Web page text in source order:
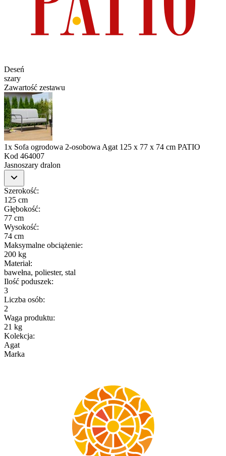
Deseń
szary
Zawartość zestawu
1x Sofa ogrodowa 2-osobowa Agat 125 x 77 x 74 cm PATIO
Kod 464007
Jasnoszary dralon
Szerokość:
125 cm
Głębokość:
77 cm
Wysokość:
74 cm
Maksymalne obciążenie:
200 kg
Materiał:
bawełna, poliester, stal
Ilość poduszek:
3
Liczba osób:
2
Waga produktu:
21 kg
Kolekcja:
Agat
Marka